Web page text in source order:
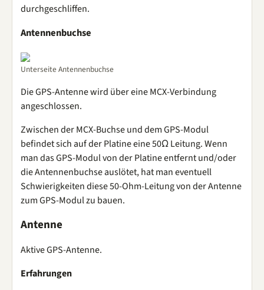
durchgeschliffen.
Antennenbuchse
Unterseite Antennenbuchse
Die GPS-Antenne wird über eine MCX-Verbindung
angeschlossen.
Zwischen der MCX-Buchse und dem GPS-Modul
befindet sich auf der Platine eine 50Ω Leitung. Wenn
man das GPS-Modul von der Platine entfernt und/oder
die Antennenbuchse auslötet, hat man eventuell
Schwierigkeiten diese 50-Ohm-Leitung von der Antenne
zum GPS-Modul zu bauen.
Antenne
Aktive GPS-Antenne.
Erfahrungen